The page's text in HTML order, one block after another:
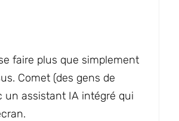
faire plus que simplement
Comet (des gens de
un assistant IA intégré qui